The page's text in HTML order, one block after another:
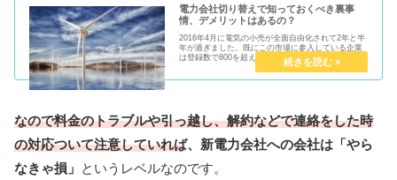
電力会社切り替えで知っておくべき裏事
情、デメリットはあるの？
2016年4月に電気の小売が全面自由化されて2年と半
年が過ぎました。既にこの市場に参入している企業
は登録数で800を超えています。ただし、実際に事業
を営んでいる会社は２００社程度と言われていま
なので料金のトラブルや引っ越し、解約などで連絡をした時
の対応ついて注意していれば、 新電力会社への会社は「やら
なきゃ損」 というレベルなのです。